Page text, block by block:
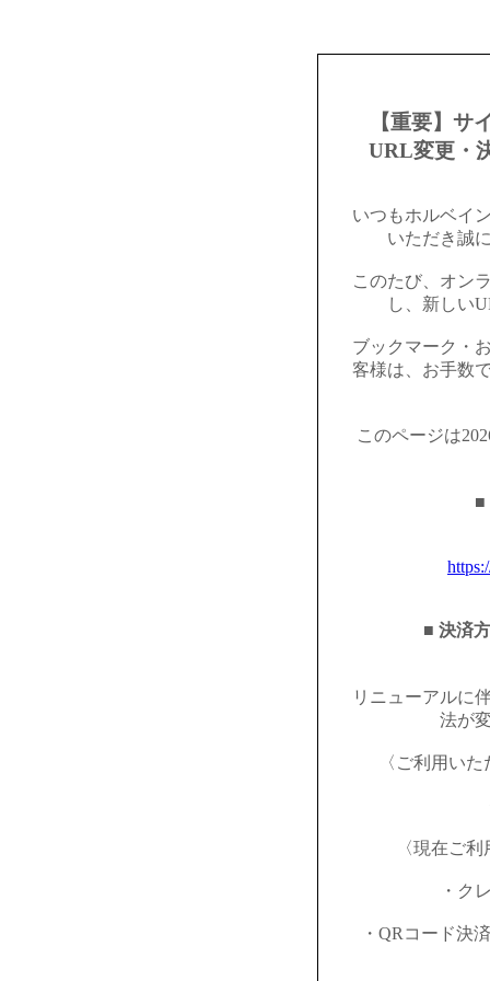
【重要】サ
URL変更・
いつもホルベイ
いただき誠
このたび、オン
し、新しい
ブックマーク・
客様は、お手数
このページは
■
■ 決済
リニューアルに
法が
〈ご利用い
〈現在ご
・ク
・QRコード決